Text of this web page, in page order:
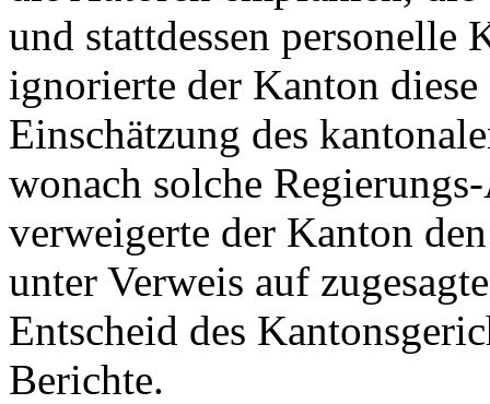
und stattdessen personelle
ignorierte der Kanton
Einschätzung des
wonach solche
verweigerte der Kanton
unter Verweis auf
Entscheid des
Berichte.